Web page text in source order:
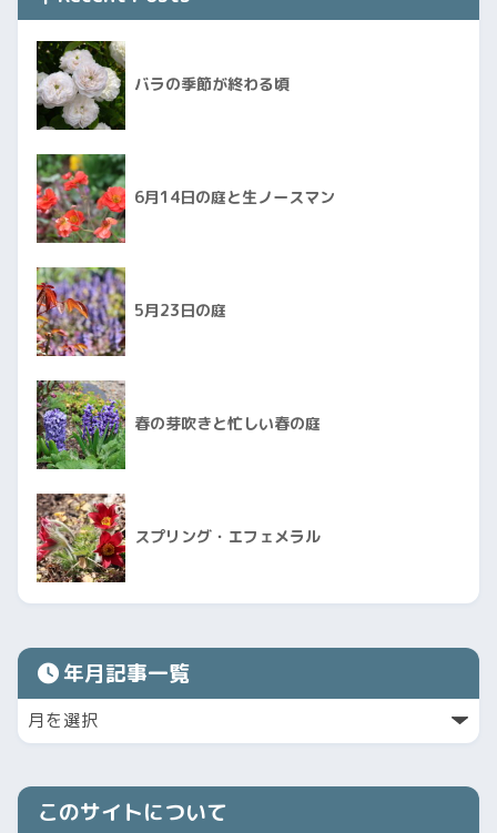
バラの季節が終わる頃
6月14日の庭と生ノースマン
5月23日の庭
春の芽吹きと忙しい春の庭
スプリング・エフェメラル
年月記事一覧
このサイトについて